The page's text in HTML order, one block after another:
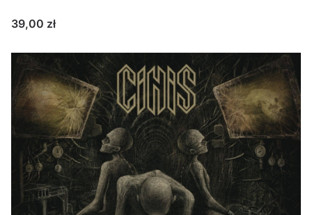
Cena
39,00 zł